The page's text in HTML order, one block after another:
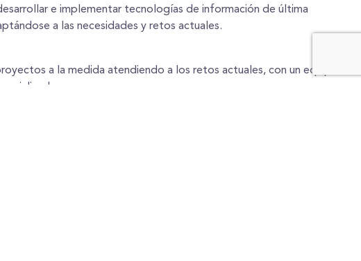
e implementar tecnologías de información de última
a las necesidades y retos actuales.
a la medida atendiendo a los retos actuales, con un equipo